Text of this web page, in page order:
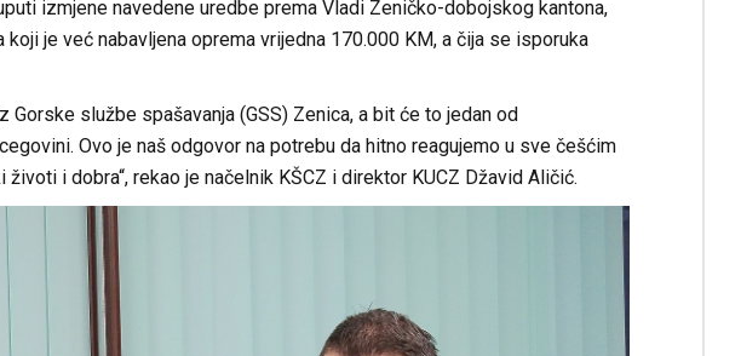
izmjene navedene uredbe prema Vladi Zeničko-dobojskog kantona,
je već nabavljena oprema vrijedna 170.000 KM, a čija se isporuka
službe spašavanja (GSS) Zenica, a bit će to jedan od
Ovo je naš odgovor na potrebu da hitno reagujemo u sve češćim
i dobra“, rekao je načelnik KŠCZ i direktor KUCZ Džavid Aličić.